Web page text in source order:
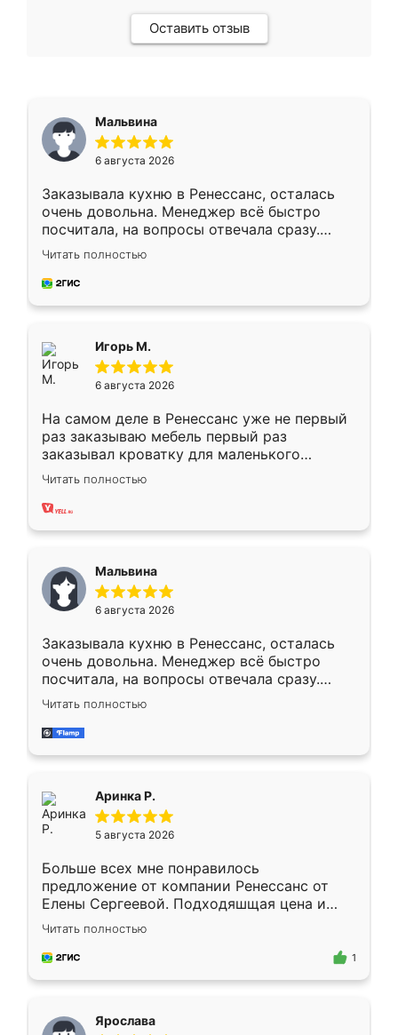
Оставить отзыв
Мальвина
6 августа 2026
Заказывала кухню в Ренессанс, осталась
очень довольна. Менеджер всё быстро
посчитала, на вопросы отвечала сразу.
Замерщик приехал в субботу, подошёл к
делу со всей ответственностью. Собрали
за день, ребята работали аккуратно, даже
Читать полностью
Игорь М.
6 августа 2026
На самом деле в Ренессанс уже не первый
раз заказываю мебель первый раз
заказывал кроватку для маленького
ребёнка при его рождении ,во второй раз
заказал шкаф-купе. По качеству очень
хорошее сборка достаточно быстрая,
меньше, здесь же он более разнообразный.
Мне нравится ,если что-то потребуется из
мебели буду заказывать только здесь.
Читать полностью
Мальвина
6 августа 2026
Заказывала кухню в Ренессанс, осталась
очень довольна. Менеджер всё быстро
посчитала, на вопросы отвечала сразу.
Замерщик приехал в субботу, подошёл к
делу со всей ответственностью. Собрали
за день, ребята работали аккуратно, даже
Читать полностью
Аринка Р.
5 августа 2026
Больше всех мне понравилось
предложение от компании Ренессанс от
Елены Сергеевой. Подходяшщая цена и
короткие сроки изготовления. Приехавший
для замера сотрудник Владислав
предложил по моему эскизу самый
Читать полностью
1
Ярослава